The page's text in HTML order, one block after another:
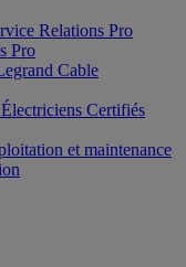
Relations Pro
Pro
Cable
Certifiés
et maintenance